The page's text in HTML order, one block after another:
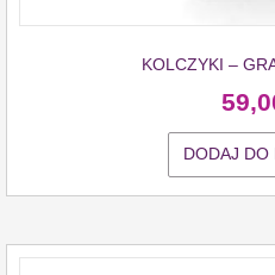
KOLCZYKI –
DODAJ DO